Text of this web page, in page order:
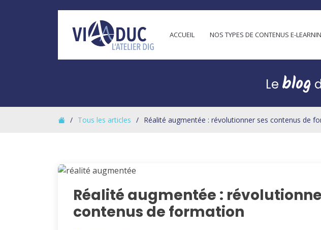
ACCUEIL NOS TYPES DE CONTENUS E-
Le blog
Tous les articles Réalité augmentée : révolutionner ses contenus de
Réalité augmentée :
contenus de formation